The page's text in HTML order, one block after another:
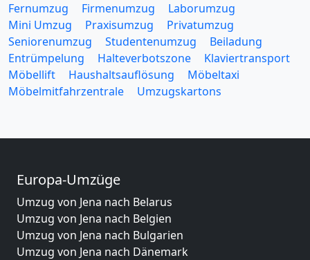
Fernumzug
Firmenumzug
Laborumzug
Mini Umzug
Praxisumzug
Privatumzug
Seniorenumzug
Studentenumzug
Beiladung
Entrümpelung
Halteverbotszone
Klaviertransport
Möbellift
Haushaltsauflösung
Möbeltaxi
Möbelmitfahrzentrale
Umzugskartons
Europa-Umzüge
Umzug von Jena nach Belarus
Umzug von Jena nach Belgien
Umzug von Jena nach Bulgarien
Umzug von Jena nach Dänemark